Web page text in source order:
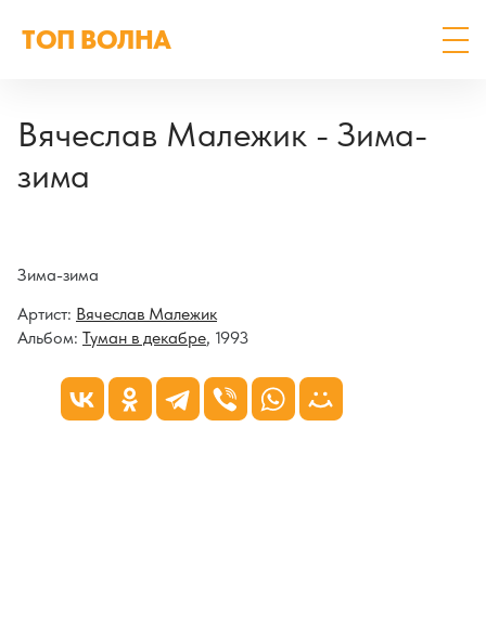
ТОП ВОЛНА
Вячеслав Малежик - Зима-
зима
Зима-зима
Артист: Вячеслав Малежик
Альбом: Туман в декабре, 1993